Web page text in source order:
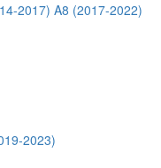
2017) A8 (2017-2022)
2023)